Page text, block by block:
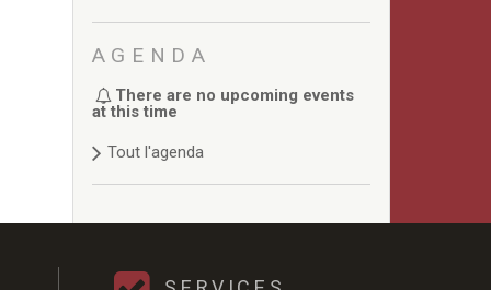
AGENDA
There are no upcoming events
at this time
Tout l'agenda